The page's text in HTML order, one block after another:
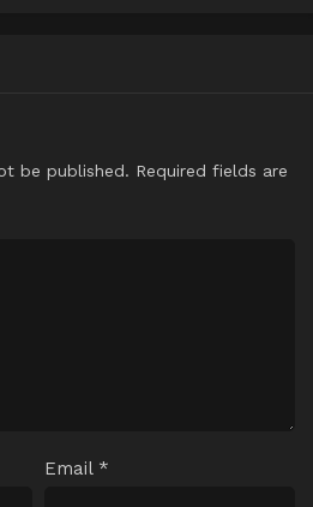
be published. Required fields are
Email *